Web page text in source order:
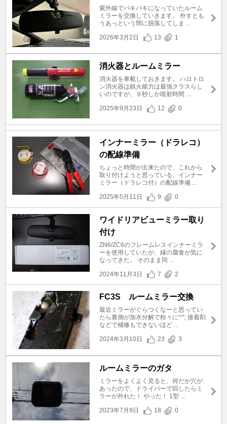
紫外線でバキバキになっていたルーム
ミラーを交換していきます。 外すとも
うあっという間に脱落してしま ...
2026年3月2日
13 1
消火器とルームミラー
消火器を車載しておきます。 ハロトロ
ン消火器は鎮火能力は最強クラスらし
いのですが、９秒しか噴射時間 ...
2025年9月23日
12 0
インナーミラー（ドラレコ）
の配線準備
ちょっと時間が出来たので、これから
取り付けようと思っている、インナー
ミラー（ドラレコ付）の配線準備 ...
2025年5月11日
9 0
ワイドリアビューミラー取り
付け
ZN6/ZC6のフレームレスインナーミラ
ーを使用していたが、縁の腐食が気に
なってきた。 そのまま同 ...
2024年11月3日
7 2
FC3S ルームミラー交換
最近ミラーがぐらつくなーと思ってい
たら裏側が加水分解で粉々に^^; 接着剤
などで補修もできないほど ...
2024年3月10日
23 3
ルームミラーのガタ
ミラーをよくよく見ると、何だか穴が
あったので、ドライバーで回したらミ
ラーが外れた！ やった！ 1型 ...
2023年7月9日
18 0